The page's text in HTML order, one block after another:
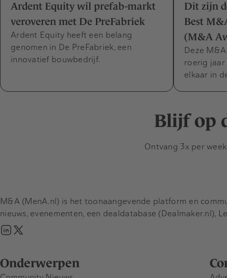
Ardent Equity wil prefab-markt
veroveren met De PreFabriek
Ardent Equity heeft een belang
genomen in De PreFabriek, een
innovatief bouwbedrijf.
Dit zijn
Best
(M&A
Deze
roerig jaar
elkaar in
Blijf op
Ontvang 3x per
Onderwerpen
M&A (MenA.nl) is het toonaangevende platform en
nieuws, evenementen, een dealdatabase (Dealmaker.nl),